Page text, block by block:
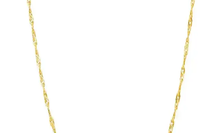
Modern tasarımı ve zarif detaylarıyla dikkat çeken bu altın burgu
dokulu kıkırdak küpe, günlük ve özel günlerde şıklığınızı tamamlar,
hafifliği ve dayanıklılığıyla kullanıcı memnuniyetini artırır.
Bayar Gold ve Yavuz Kuyumculuk 14 Ayar Altın
Yonca Kolye Karşılaştırması
Bu makalede, Bayar Gold ve Yavuz Kuyumculuk'un 14 ayar altın
yonca kolyeleri detaylı karşılaştırılıyor, tasarım, fiyat ve kullanıcı
yorumlarıyla en iyi seçeneği bulmanıza yardımcı oluyor.
Kadınlar İçin Modern ve Zarif Altın Zincir Vücut
Aksesuarı Tasarımı ve Özellikleri